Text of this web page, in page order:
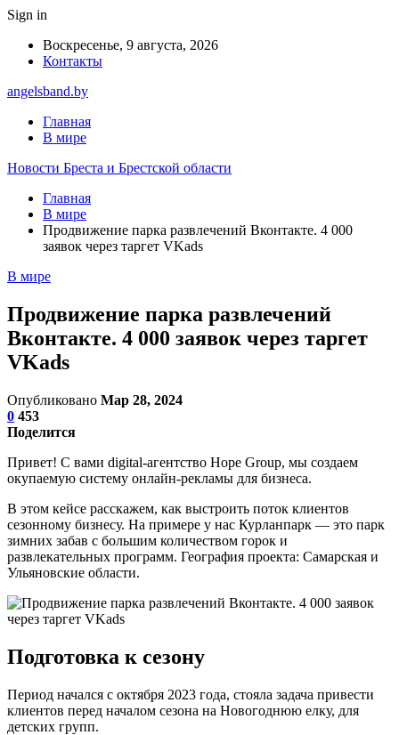
Sign in
Воскресенье, 9 августа, 2026
Контакты
angelsband.by
Главная
В мире
Новости Бреста и Брестской области
Главная
В мире
Продвижение парка развлечений Вконтакте. 4 000
заявок через таргет VKads
В мире
Продвижение парка развлечений
Вконтакте. 4 000 заявок через таргет
VKads
Опубликовано Мар 28, 2024
0 453
Поделится
Привет! С вами digital-агентство Hope Group, мы создаем
окупаемую систему онлайн-рекламы для бизнеса.
В этом кейсе расскажем, как выстроить поток клиентов
сезонному бизнесу. На примере у нас Курланпарк — это парк
зимних забав с большим количеством горок и
развлекательных программ. География проекта: Самарская и
Ульяновские области.
Подготовка к сезону
Период начался с октября 2023 года, стояла задача привести
клиентов перед началом сезона на Новогоднюю елку, для
детских групп.